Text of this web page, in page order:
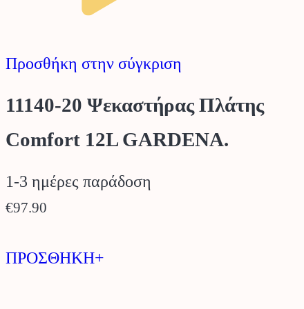
Προσθήκη στην σύγκριση
11140-20 Ψεκαστήρας Πλάτης
Comfort 12L GARDENA.
1-3 ημέρες παράδοση
€97.90
ΠΡΟΣΘΗΚΗ+